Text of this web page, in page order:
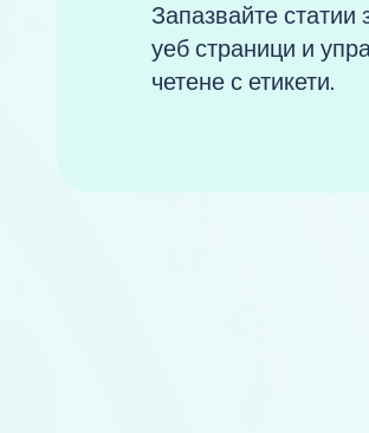
Запазвайте статии
уеб страници и
четене с етикети.